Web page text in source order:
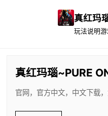
真红玛
玩法说明
真红玛瑙~PURE
官网，官方中文，中文下载